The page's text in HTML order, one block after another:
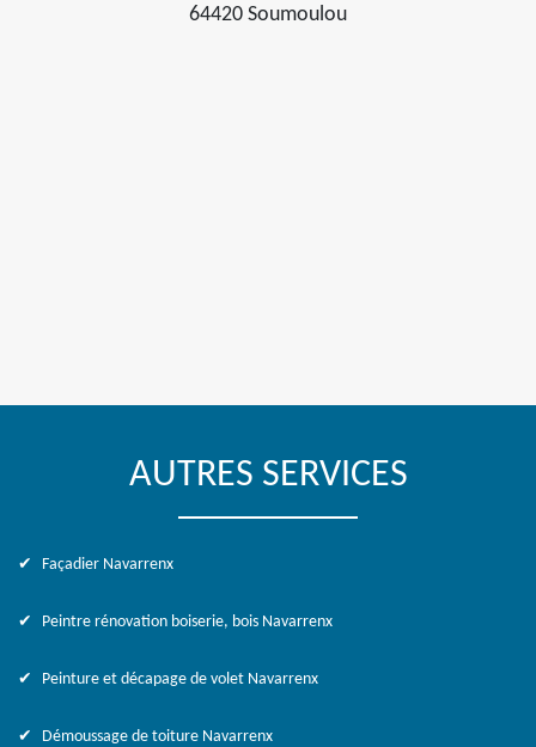
64420 Soumoulou
AUTRES SERVICES
Façadier Navarrenx
Peintre rénovation boiserie, bois Navarrenx
Peinture et décapage de volet Navarrenx
Démoussage de toiture Navarrenx